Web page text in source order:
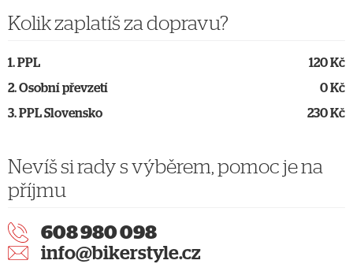
Kolik zaplatíš za dopravu?
PPL
120 Kč
Osobní převzetí
0 Kč
PPL Slovensko
230 Kč
Nevíš si rady s výběrem, pomoc je na
příjmu
608 980 098
info@bikerstyle.cz